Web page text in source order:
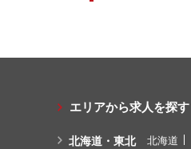
エリアから求人を探す
北海道・東北 北海道